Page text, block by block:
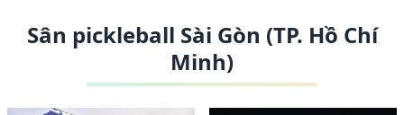
Sân pickleball Sài Gòn (TP. Hồ Chí
Minh)